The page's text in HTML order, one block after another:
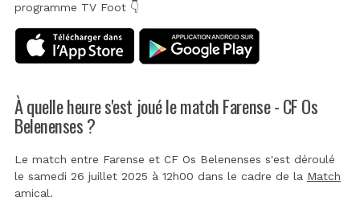
programme TV Foot 👇
À quelle heure s'est joué le match Farense - CF Os
Belenenses ?
Le match entre Farense et CF Os Belenenses s'est déroulé
le samedi 26 juillet 2025 à 12h00 dans le cadre de la Match
amical.